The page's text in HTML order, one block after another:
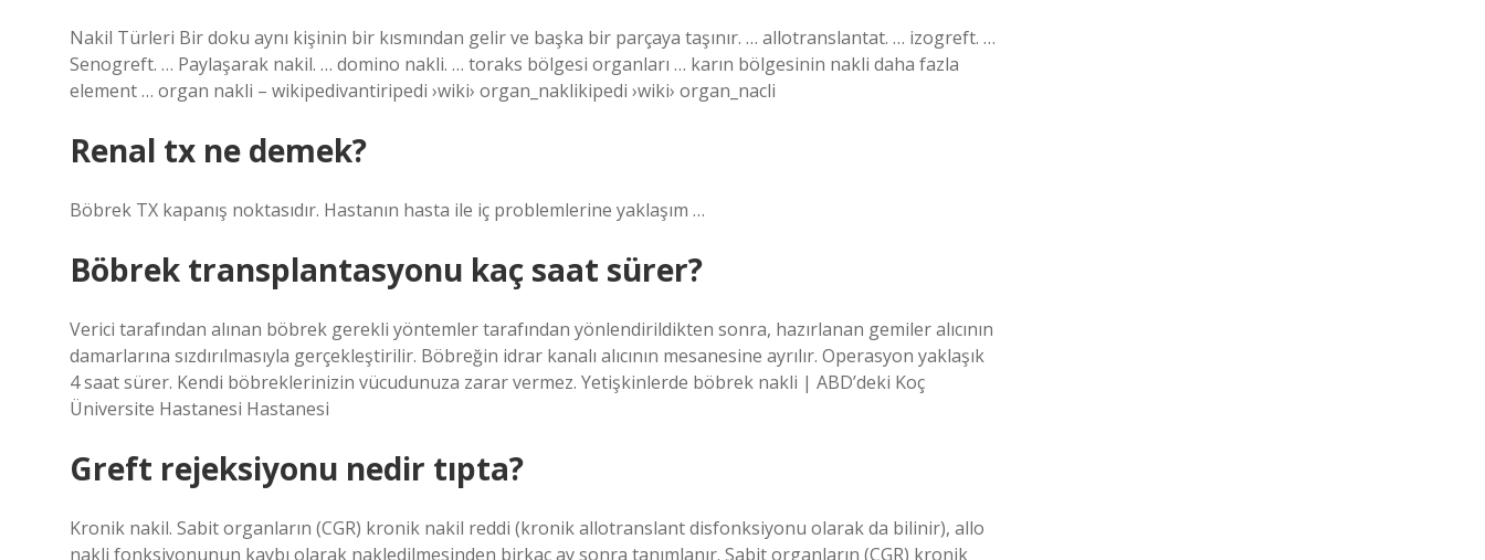
Nakil Türleri Bir doku aynı kişinin bir kısmından gelir ve başka bir parçaya taşınır. … allotranslantat. … izogreft. …
Senogreft. … Paylaşarak nakil. … domino nakli. … toraks bölgesi organları … karın bölgesinin nakli daha fazla
element … organ nakli – wikipedivantiripedi ›wiki› organ_naklikipedi ›wiki› organ_nacli
Renal tx ne demek?
Böbrek TX kapanış noktasıdır. Hastanın hasta ile iç problemlerine yaklaşım …
Böbrek transplantasyonu kaç saat sürer?
Verici tarafından alınan böbrek gerekli yöntemler tarafından yönlendirildikten sonra, hazırlanan gemiler alıcının
damarlarına sızdırılmasıyla gerçekleştirilir. Böbreğin idrar kanalı alıcının mesanesine ayrılır. Operasyon yaklaşık
4 saat sürer. Kendi böbreklerinizin vücudunuza zarar vermez. Yetişkinlerde böbrek nakli | ABD’deki Koç
Üniversite Hastanesi Hastanesi
Greft rejeksiyonu nedir tıpta?
Kronik nakil. Sabit organların (CGR) kronik nakil reddi (kronik allotranslant disfonksiyonu olarak da bilinir), allo
nakli fonksiyonunun kaybı olarak nakledilmesinden birkaç ay sonra tanımlanır. Sabit organların (CGR) kronik